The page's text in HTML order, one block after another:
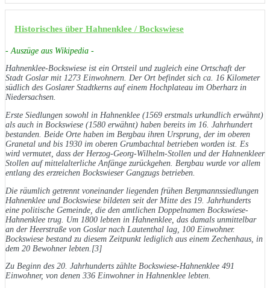
Historisches über Hahnenklee / Bockswiese
- Auszüge aus Wikipedia -
Hahnenklee-Bockswiese ist ein Ortsteil und zugleich eine Ortschaft der
Stadt Goslar mit 1273 Einwohnern. Der Ort befindet sich ca. 16 Kilometer
südlich des Goslarer Stadtkerns auf einem Hochplateau im Oberharz in
Niedersachsen.
Erste Siedlungen sowohl in Hahnenklee (1569 erstmals urkundlich erwähnt)
als auch in Bockswiese (1580 erwähnt) haben bereits im 16. Jahrhundert
bestanden. Beide Orte haben im Bergbau ihren Ursprung, der im oberen
Granetal und bis 1930 im oberen Grumbachtal betrieben worden ist. Es
wird vermutet, dass der Herzog-Georg-Wilhelm-Stollen und der Hahnenkleer
Stollen auf mittelalterliche Anfänge zurückgehen. Bergbau wurde vor allem
entlang des erzreichen Bockswieser Gangzugs betrieben.
Die räumlich getrennt voneinander liegenden frühen Bergmannssiedlungen
Hahnenklee und Bockswiese bildeten seit der Mitte des 19. Jahrhunderts
eine politische Gemeinde, die den amtlichen Doppelnamen Bockswiese-
Hahnenklee trug. Um 1800 lebten in Hahnenklee, das damals unmittelbar
an der Heerstraße von Goslar nach Lautenthal lag, 100 Einwohner.
Bockswiese bestand zu diesem Zeitpunkt lediglich aus einem Zechenhaus, in
dem 20 Bewohner lebten.[3]
Zu Beginn des 20. Jahrhunderts zählte Bockswiese-Hahnenklee 491
Einwohner, von denen 336 Einwohner in Hahnenklee lebten.